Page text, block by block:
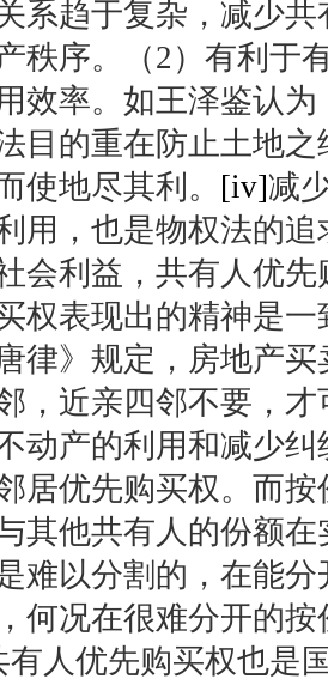
系趋于复杂，减少共
秩序。（2）有利于
效率。如王泽鉴认
目的重在防止土地
使地尽其利。 [iv]减
用，也是物权法的
会利益，共有人优
权表现出的精神是
律》规定，房地产买
，近亲四邻不要，才
动产的利用和减少
居优先购买权。而
其他共有人的份额
难以分割的，在能
何况在很难分开的
有人优先购买权也是